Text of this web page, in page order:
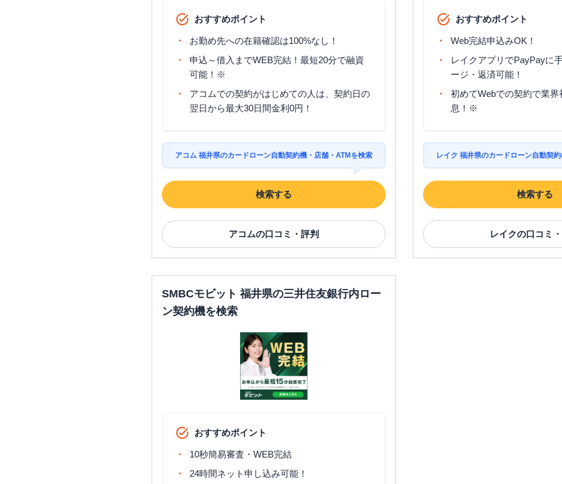
おすすめポイント
お勤め先への在籍確認は100%なし！
申込～借入までWEB完結！最短20分で融資
可能！※
アコムでの契約がはじめての人は、契約日の
翌日から最大30日間金利0円！
アコム 福井県のカードローン自動契約機・店舗・ATMを検索
検索する
アコムの口コミ・評判
おすすめポイント
Web完結申込みOK！
レイクアプリでPayPayに
ージ・返済可能！
初めてWebでの契約で業界
息！※
レイク 福井県のカードローン自動契
検索する
レイクの口コミ
SMBCモビット 福井県の三井住友銀行内ロー
ン契約機を検索
おすすめポイント
10秒簡易審査・WEB完結
24時間ネット申し込み可能！